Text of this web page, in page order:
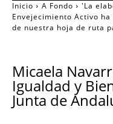
Inicio A Fondo
'La
Envejecimiento Activo
de nuestra hoja de ruta
Micaela
Igualdad y
Junta de